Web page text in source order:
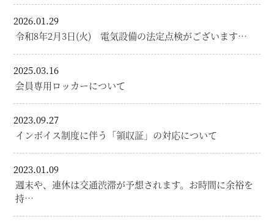
2026.01.29
令和8年2月3日(火) 電気設備の法定点検がございます…
2025.03.16
会員専用ロッカーについて
2023.09.27
インボイス制度に伴う「領収証」の対応について
2023.01.09
週末や、連休は交通渋滞が予想されます。お時間に余裕を
持…